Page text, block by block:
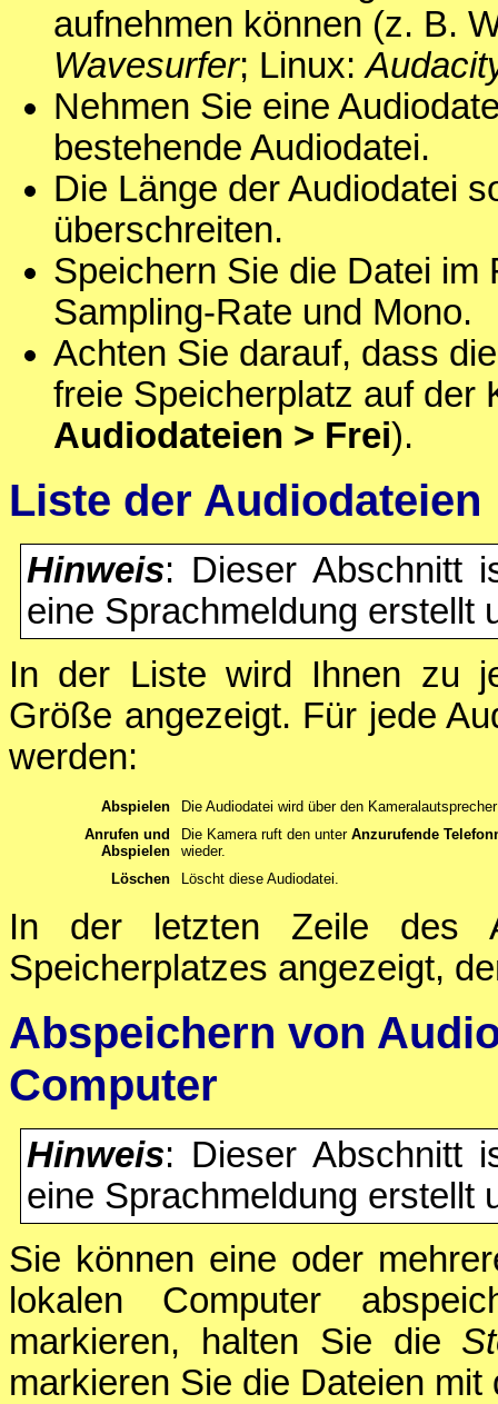
aufnehmen können (z. B.
Wavesurfer; Linux:
Nehmen Sie eine
bestehende Audiodatei.
Die Länge der Audiodatei
überschreiten.
Speichern Sie die Datei im
Sampling-Rate und Mono.
Achten Sie darauf, dass
freie Speicherplatz auf der
Audiodateien > Frei).
Liste der Audiodateien
Hinweis: Dieser Abschnitt
eine Sprachmeldung erstellt
In der Liste wird Ihnen zu
Größe angezeigt. Für jede
werden:
Abspielen
Die Audiodatei wird über den
Anrufen und
Abspielen
Die Kamera ruft den unter Anzurufende
wieder.
Löschen
Löscht diese Audiodatei.
In der letzten Zeile des
Speicherplatzes angezeigt,
Abspeichern von
Computer
Hinweis: Dieser Abschnitt
eine Sprachmeldung erstellt
Sie können eine oder
lokalen Computer
markieren, halten Sie die
markieren Sie die Dateien mit